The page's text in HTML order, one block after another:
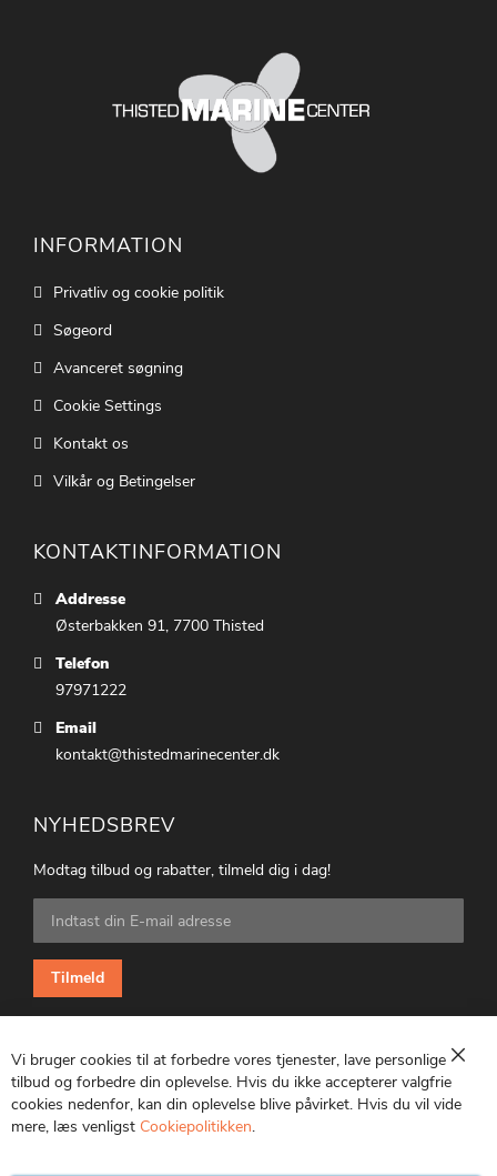
INFORMATION
Privatliv og cookie politik
Søgeord
Avanceret søgning
Cookie Settings
Kontakt os
Vilkår og Betingelser
KONTAKTINFORMATION
Addresse
Østerbakken 91, 7700 Thisted
Telefon
97971222
Email
kontakt@thistedmarinecenter.dk
NYHEDSBREV
Modtag tilbud og rabatter, tilmeld dig i dag!
Tilmeld
dig
vores
nyhedsbrev:
Tilmeld
CVR: 25847369
Luk
Vi bruger cookies til at forbedre vores tjenester, lave personlige
tilbud og forbedre din oplevelse. Hvis du ikke accepterer valgfrie
cookies nedenfor, kan din oplevelse blive påvirket. Hvis du vil vide
mere, læs venligst Cookiepolitikken.